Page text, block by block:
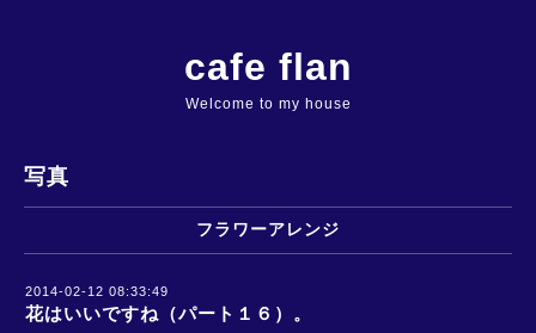
cafe flan
Welcome to my house
写真
フラワーアレンジ
2014-02-12 08:33:49
花はいいですね（パート１６）。